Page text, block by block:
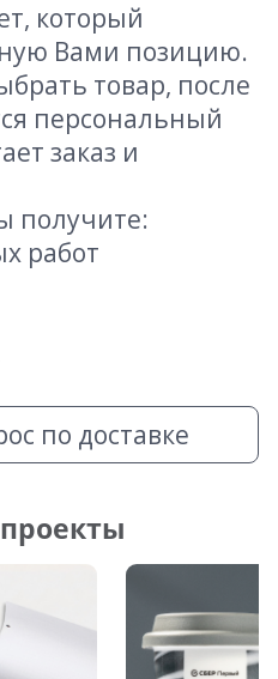
который
Вами позицию.
товар, после
персональный
заказ и
получите:
работ
по доставке